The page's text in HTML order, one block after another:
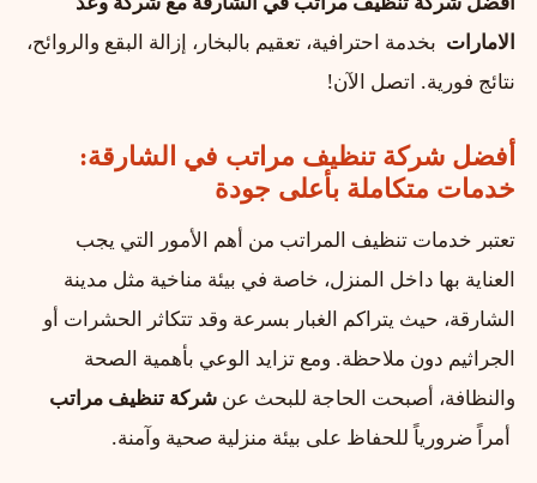
الامارات بخدمة احترافية، تعقيم بالبخار، إزالة البقع والروائح،
نتائج فورية. اتصل الآن!
أفضل شركة تنظيف مراتب في الشارقة:
خدمات متكاملة بأعلى جودة
تعتبر خدمات تنظيف المراتب من أهم الأمور التي يجب
العناية بها داخل المنزل، خاصة في بيئة مناخية مثل مدينة
الشارقة، حيث يتراكم الغبار بسرعة وقد تتكاثر الحشرات أو
الجراثيم دون ملاحظة. ومع تزايد الوعي بأهمية الصحة
والنظافة، أصبحت الحاجة للبحث عن شركة تنظيف مراتب
أمراً ضرورياً للحفاظ على بيئة منزلية صحية وآمنة.